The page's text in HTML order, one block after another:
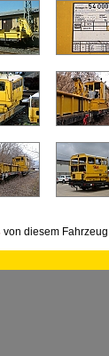
von diesem